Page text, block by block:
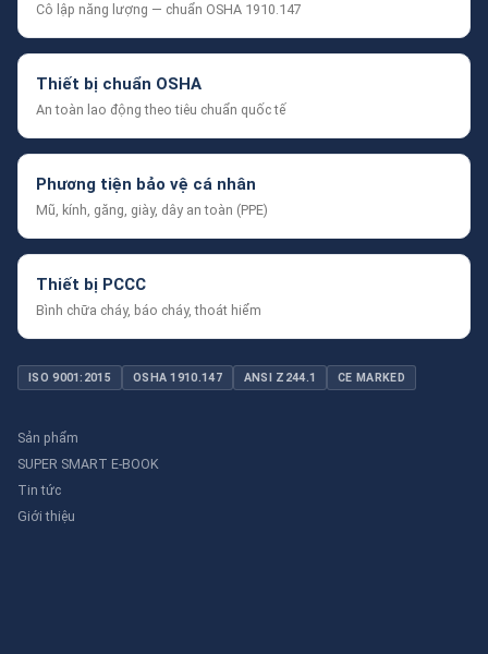
Cô lập năng lượng — chuẩn OSHA 1910.147
Thiết bị chuẩn OSHA
An toàn lao động theo tiêu chuẩn quốc tế
Phương tiện bảo vệ cá nhân
Mũ, kính, găng, giày, dây an toàn (PPE)
Thiết bị PCCC
Bình chữa cháy, báo cháy, thoát hiểm
ISO 9001:2015 OSHA 1910.147 ANSI Z244.1 CE MARKED
Sản phẩm
SUPER SMART E-BOOK
Tin tức
Giới thiệu